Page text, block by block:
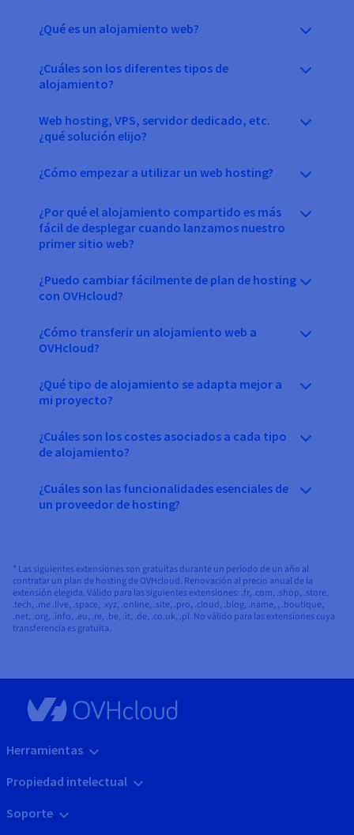
¿Qué es un alojamiento web?
¿Cuáles son los diferentes tipos de
alojamiento?
Web hosting, VPS, servidor dedicado, etc.
¿qué solución elijo?
¿Cómo empezar a utilizar un web hosting?
¿Por qué el alojamiento compartido es más
fácil de desplegar cuando lanzamos nuestro
primer sitio web?
¿Puedo cambiar fácilmente de plan de hosting
con OVHcloud?
¿Cómo transferir un alojamiento web a
OVHcloud?
¿Qué tipo de alojamiento se adapta mejor a
mi proyecto?
¿Cuáles son los costes asociados a cada tipo
de alojamiento?
¿Cuáles son las funcionalidades esenciales de
un proveedor de hosting?
* Las siguientes extensiones son gratuitas durante un período de un año al
contratar un plan de hosting de OVHcloud. Renovación al precio anual de la
extensión elegida. Válido para las siguientes extensiones: .fr, .com, .shop, .store,
.tech, .me .live, .space, .xyz, .online, .site, .pro, .cloud, .blog, .name, , .boutique,
.net, .org, .info, .eu, .re, .be, .it, .de, .co.uk, .pl. No válido para las extensiones cuya
transferencia es gratuita.
Herramientas
Propiedad intelectual
Soporte